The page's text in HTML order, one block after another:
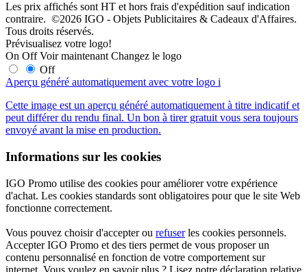
Les prix affichés sont HT et hors frais d'expédition sauf indication
contraire. ©2026 IGO - Objets Publicitaires & Cadeaux d'Affaires.
Tous droits réservés.
Prévisualisez votre logo!
On Off Voir maintenant Changez le logo
Off
Aperçu généré automatiquement avec votre logo i
Cette image est un aperçu généré automatiquement à titre indicatif et
peut différer du rendu final. Un bon à tirer gratuit vous sera toujours
envoyé avant la mise en production.
Informations sur les cookies
IGO Promo utilise des cookies pour améliorer votre expérience
d'achat. Les cookies standards sont obligatoires pour que le site Web
fonctionne correctement.
Vous pouvez choisir d'accepter ou refuserles cookies personnels.
Accepter IGO Promo et des tiers permet de vous proposer un
contenu personnalisé en fonction de votre comportement sur
internet. Vous voulez en savoir plus ? Lisez notre déclaration relative